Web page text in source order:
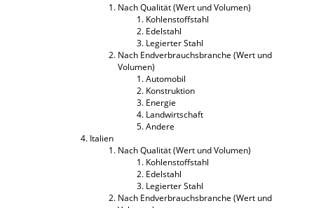
Nach Qualität (Wert und Volumen)
Kohlenstoffstahl
Edelstahl
Legierter Stahl
Nach Endverbrauchsbranche (Wert und
Volumen)
Automobil
Konstruktion
Energie
Landwirtschaft
Andere
Italien
Nach Qualität (Wert und Volumen)
Kohlenstoffstahl
Edelstahl
Legierter Stahl
Nach Endverbrauchsbranche (Wert und